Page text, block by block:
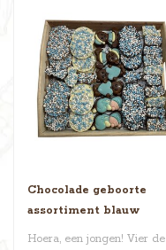
Chocolade geboorte
assortiment blauw
Hoera, een jongen! Vier de